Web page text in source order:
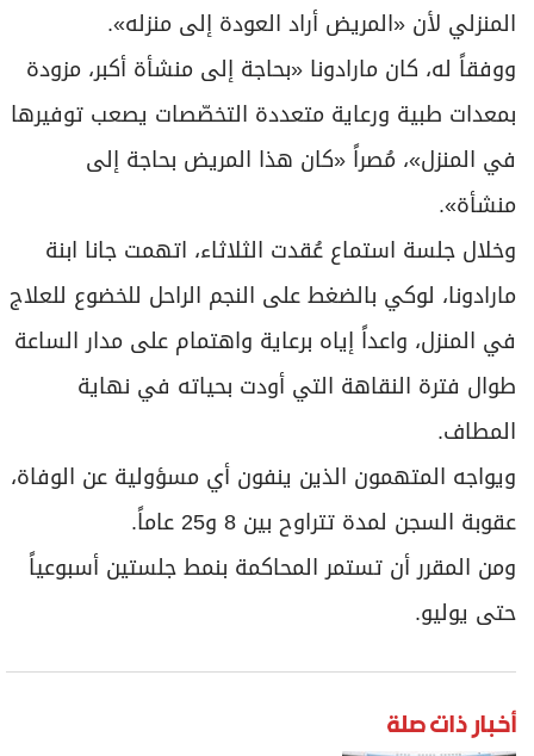
المنزلي لأن «المريض أراد العودة إلى منزله».
ووفقاً له، كان مارادونا «بحاجة إلى منشأة أكبر، مزودة
بمعدات طبية ورعاية متعددة التخصّصات يصعب توفيرها
في المنزل»، مُصراً «كان هذا المريض بحاجة إلى
منشأة».
وخلال جلسة استماع عُقدت الثلاثاء، اتهمت جانا ابنة
مارادونا، لوكي بالضغط على النجم الراحل للخضوع للعلاج
في المنزل، واعداً إياه برعاية واهتمام على مدار الساعة
طوال فترة النقاهة التي أودت بحياته في نهاية
المطاف.
ويواجه المتهمون الذين ينفون أي مسؤولية عن الوفاة،
عقوبة السجن لمدة تتراوح بين 8 و25 عاماً.
ومن المقرر أن تستمر المحاكمة بنمط جلستين أسبوعياً
حتى يوليو.
أخبار ذات صلة